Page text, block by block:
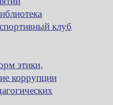
клуб
этики,
коррупции